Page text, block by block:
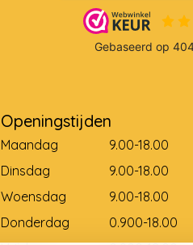
Openingstijden
Maandag
9.00-18.00
Dinsdag
9.00-18.00
Woensdag
9.00-18.00
Donderdag
0.900-18.00